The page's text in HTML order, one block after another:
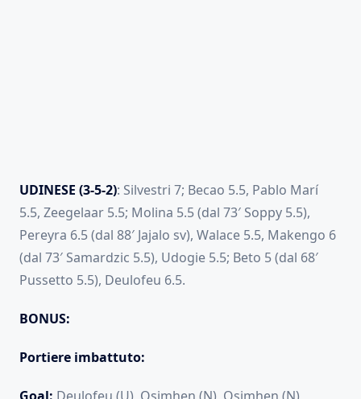
UDINESE (3-5-2): Silvestri 7; Becao 5.5, Pablo Marí
5.5, Zeegelaar 5.5; Molina 5.5 (dal 73′ Soppy 5.5),
Pereyra 6.5 (dal 88′ Jajalo sv), Walace 5.5, Makengo 6
(dal 73′ Samardzic 5.5), Udogie 5.5; Beto 5 (dal 68′
Pussetto 5.5), Deulofeu 6.5.
BONUS:
Portiere imbattuto: